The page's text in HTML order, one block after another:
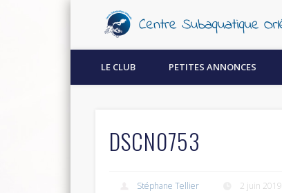
Découvrez la plongée sous-marine à Orléans !
LE CLUB PETITES ANNONCES
DSCN0753
Stéphane Tellier 2 juin 2019